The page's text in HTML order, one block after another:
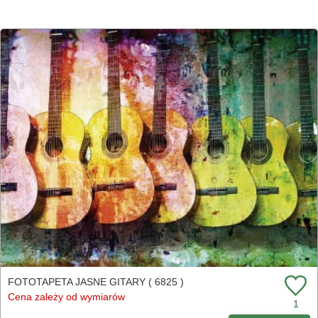
FOTOTAPETA JASNE GITARY ( 6825 )
Cena zależy od wymiarów
1